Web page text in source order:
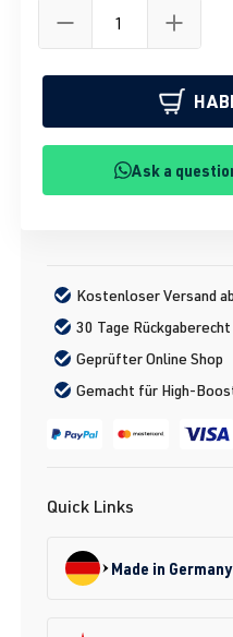
Ask a
Kostenloser Versand
30 Tage Rückgaberecht
Geprüfter Online Shop
Gemacht für High-
Quick Links
Made in Germany